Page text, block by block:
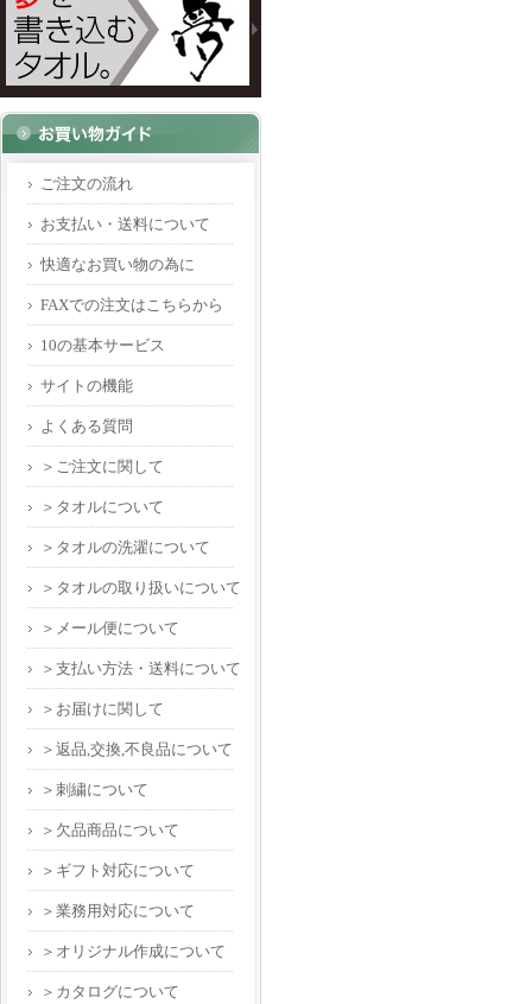
ご注文の流れ
お支払い・送料について
快適なお買い物の為に
FAXでの注文はこちらから
10の基本サービス
サイトの機能
よくある質問
＞ご注文に関して
＞タオルについて
＞タオルの洗濯について
＞タオルの取り扱いについて
＞メール便について
＞支払い方法・送料について
＞お届けに関して
＞返品,交換,不良品について
＞刺繍について
＞欠品商品について
＞ギフト対応について
＞業務用対応について
＞オリジナル作成について
＞カタログについて